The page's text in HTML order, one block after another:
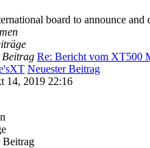
board to announce and
Beitrag Re: Bericht vom XT500
Neuester Beitrag
14, 2019 22:16
Beitrag